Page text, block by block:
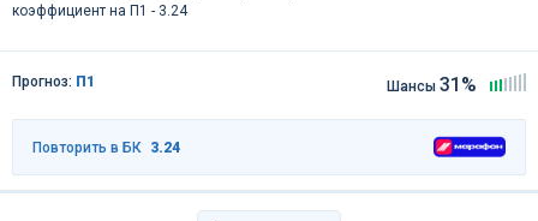
коэффициент на П1 - 3.24
Прогноз: П1 Шансы 31%
Повторить в БК 3.24